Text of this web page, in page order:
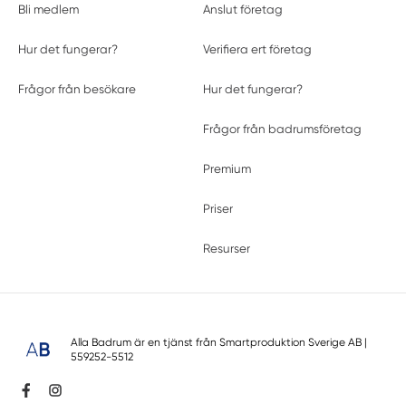
Bli medlem
Hur det fungerar?
Frågor från besökare
Anslut företag
Verifiera ert företag
Hur det fungerar?
Frågor från badrumsföretag
Premium
Priser
Resurser
Alla Badrum är en tjänst från Smartproduktion Sverige AB|
559252-5512